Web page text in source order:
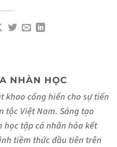
NHÀN HỌC
khao cống hiến cho sự tiến
tộc Việt Nam. Sáng tạo
học tập cá nhân hóa kết
tiềm thức đầu tiên trên